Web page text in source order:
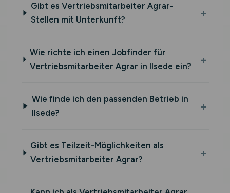
Gibt es Vertriebsmitarbeiter Agrar-
Stellen mit Unterkunft?
Wie richte ich einen Jobfinder für
Vertriebsmitarbeiter Agrar in Ilsede ein?
Wie finde ich den passenden Betrieb in
Ilsede?
Gibt es Teilzeit-Möglichkeiten als
Vertriebsmitarbeiter Agrar?